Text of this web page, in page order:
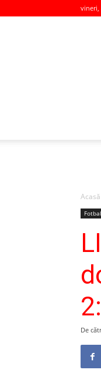
vineri,
Acasă
Fotbal
De